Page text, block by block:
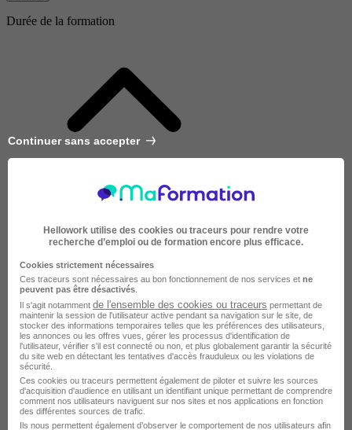
Durée de la formation
Très courte
Continuer sans accepter
Hellowork utilise des cookies ou traceurs pour rendre votre
recherche d’emploi ou de formation encore plus efficace.
Cookies strictement nécessaires
Ces traceurs sont nécessaires au bon fonctionnement de nos services et ne
peuvent pas être désactivés
Il s'agit notamment de l'ensemble des cookies ou traceurs permettant de
maintenir la session de l'utilisateur active pendant sa navigation sur le site, de
stocker des informations temporaires telles que les préférences des utilisateurs,
les annonces ou les offres vues, gérer les processus d'identification de
l'utilisateur, vérifier s'il est connecté ou non, et plus globalement garantir la sécurité
du site web en détectant les tentatives d'accès frauduleux ou les violations de
sécurité.
Ces cookies ou traceurs permettent également de piloter et suivre les sources
d'acquisition d'audience en utilisant un identifiant unique permettant de comprendre
comment nos utilisateurs naviguent sur nos sites et nos applications en fonction
des différentes sources de trafic.
Ils nous permettent également d’observer le comportement de nos utilisateurs afin